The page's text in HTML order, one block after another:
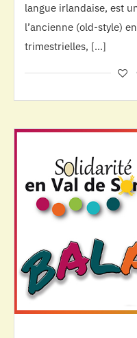
langue irlandaise, est
l’ancienne (old-style)
trimestrielles, […]